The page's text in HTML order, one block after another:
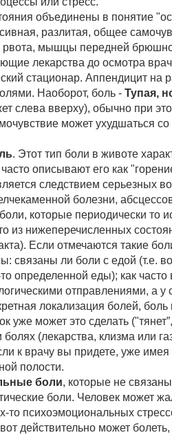
объединены в понятие
разлитая, общее
рвота, мышцы передней
лекарства до осмотра
стационар. Аппендицит на
Наоборот, боль - Тупая,
слева вверху), обычно при
может ухудшаться
. Этот тип боли в животе
описывают его как
следствием серьезных
болезни,
которые периодически то
из нижеперечисленных
Если отмечаются такие
связаны ли боли с едой (т.е.
определенной еды); как
отправлениями, а у
локализация болей,
уже может это сделать
(лекарства, клизма или
к врачу вы придете, уже
полости.
боли, которые не
боли. Человек может
то психоэмоциональных
действительно может